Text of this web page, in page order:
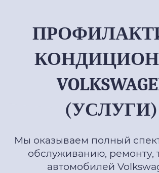
Мы оказываем полный
обслуживанию, ремонту,
автомобилей